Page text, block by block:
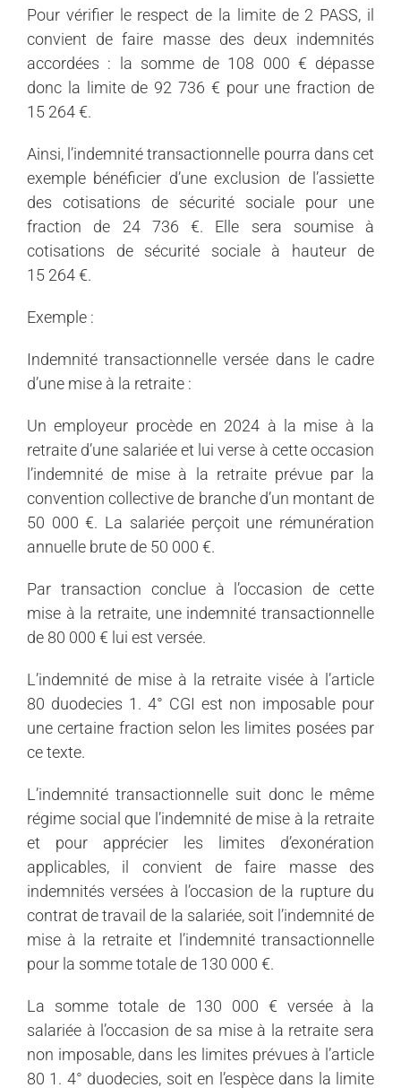
Pour vérifier le respect de la limite de 2 PASS, il
convient de faire masse des deux indemnités
accordées : la somme de 108 000 € dépasse
donc la limite de 92 736 € pour une fraction de
15 264 €.
Ainsi, l’indemnité transactionnelle pourra dans cet
exemple bénéficier d’une exclusion de l’assiette
des cotisations de sécurité sociale pour une
fraction de 24 736 €. Elle sera soumise à
cotisations de sécurité sociale à hauteur de
15 264 €.
Exemple :
Indemnité transactionnelle versée dans le cadre
d’une mise à la retraite :
Un employeur procède en 2024 à la mise à la
retraite d’une salariée et lui verse à cette occasion
l’indemnité de mise à la retraite prévue par la
convention collective de branche d’un montant de
50 000 €. La salariée perçoit une rémunération
annuelle brute de 50 000 €.
Par transaction conclue à l’occasion de cette
mise à la retraite, une indemnité transactionnelle
de 80 000 € lui est versée.
L’indemnité de mise à la retraite visée à l’article
80 duodecies 1. 4° CGI est non imposable pour
une certaine fraction selon les limites posées par
ce texte.
L’indemnité transactionnelle suit donc le même
régime social que l’indemnité de mise à la retraite
et pour apprécier les limites d’exonération
applicables, il convient de faire masse des
indemnités versées à l’occasion de la rupture du
contrat de travail de la salariée, soit l’indemnité de
mise à la retraite et l’indemnité transactionnelle
pour la somme totale de 130 000 €.
La somme totale de 130 000 € versée à la
salariée à l’occasion de sa mise à la retraite sera
non imposable, dans les limites prévues à l’article
80 1. 4° duodecies, soit en l’espèce dans la limite